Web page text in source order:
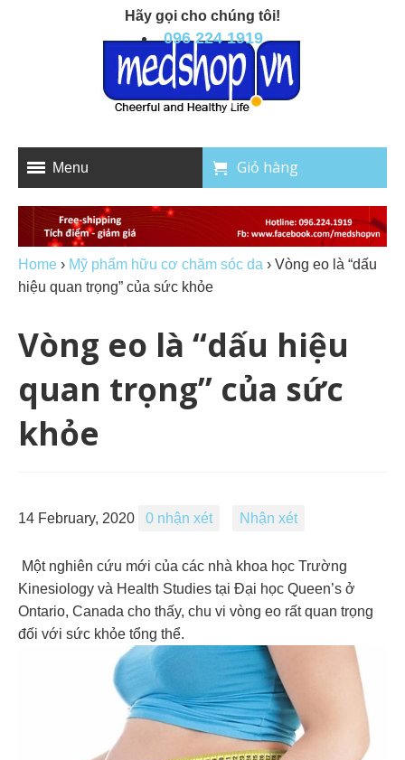
Menu Giỏ hàng
Hãy gọi cho chúng tôi!
096 224 1919
Home › Mỹ phẩm hữu cơ chăm sóc da › Vòng eo là “dấu
hiệu quan trọng” của sức khỏe
Vòng eo là “dấu hiệu
quan trọng” của sức
khỏe
14 February, 2020 0 nhận xét Nhận xét
Một nghiên cứu mới của các nhà khoa học Trường
Kinesiology và Health Studies tại Đại học Queen’s ở
Ontario, Canada cho thấy, chu vi vòng eo rất quan trọng
đối với sức khỏe tổng thể.